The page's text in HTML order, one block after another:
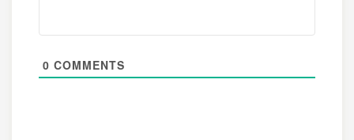
0 COMMENTS